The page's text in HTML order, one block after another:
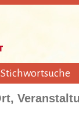
Stichwortsuche